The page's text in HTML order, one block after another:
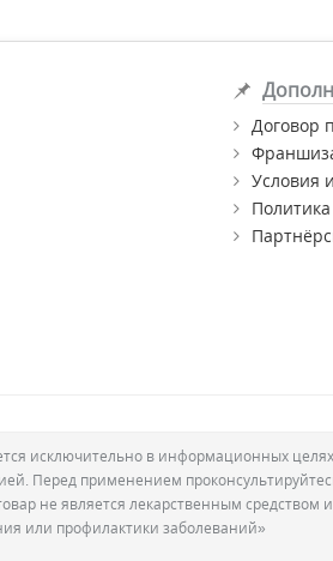
Договор
Условия
исключительно в информационных целях
Перед применением
не является лекарственным средством и
или профилактики заболеваний»